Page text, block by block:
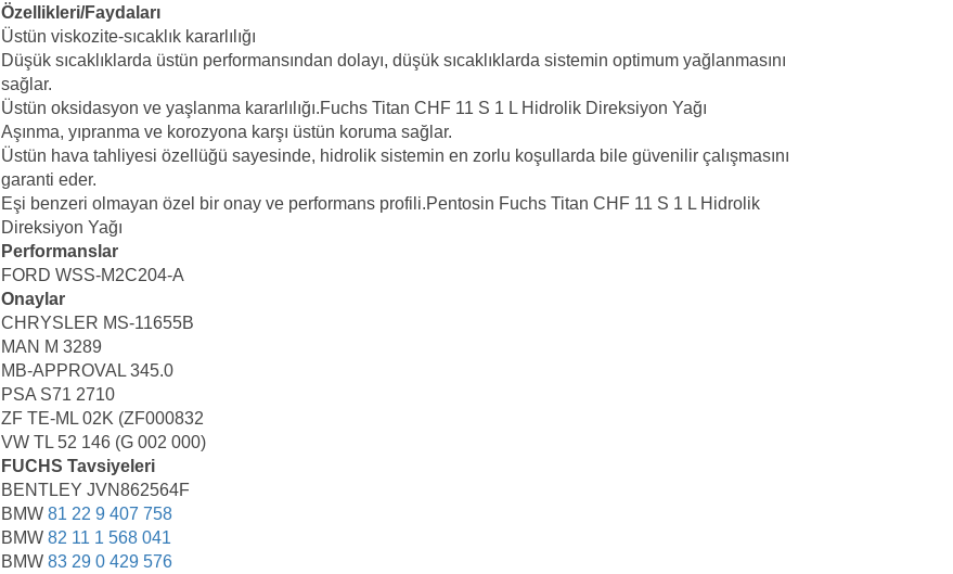
Özellikleri/Faydaları
Üstün viskozite-sıcaklık kararlılığı
Düşük sıcaklıklarda üstün performansından dolayı, düşük sıcaklıklarda sistemin optimum yağlanmasını
sağlar.
Üstün oksidasyon ve yaşlanma kararlılığı.Fuchs Titan CHF 11 S 1 L Hidrolik Direksiyon Yağı
Aşınma, yıpranma ve korozyona karşı üstün koruma sağlar.
Üstün hava tahliyesi özellüğü sayesinde, hidrolik sistemin en zorlu koşullarda bile güvenilir çalışmasını
garanti eder.
Eşi benzeri olmayan özel bir onay ve performans profili.Pentosin Fuchs Titan CHF 11 S 1 L Hidrolik
Direksiyon Yağı
Performanslar
FORD WSS-M2C204-A
Onaylar
CHRYSLER MS-11655B
MAN M 3289
MB-APPROVAL 345.0
PSA S71 2710
ZF TE-ML 02K (ZF000832
VW TL 52 146 (G 002 000)
FUCHS Tavsiyeleri
BENTLEY JVN862564F
BMW 81 22 9 407 758
BMW 82 11 1 568 041
BMW 83 29 0 429 576